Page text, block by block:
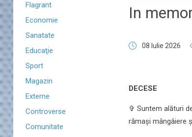
Flagrant
Economie
Sanatate
Educaţie
Sport
Magazin
Externe
Controverse
Comunitate
In
08 Iulie 2026
DECESE
✞ Suntem alături
rămași mângâiere